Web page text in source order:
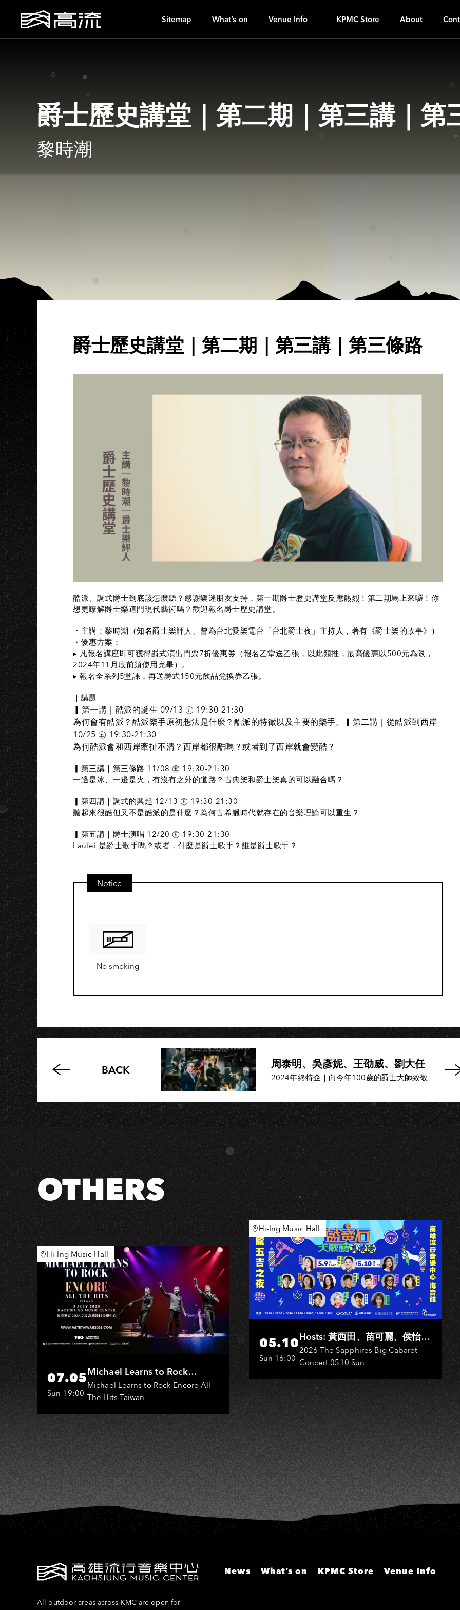
Sitemap What’s on Venue Info KPMC Store About
爵士歷史講堂｜第二期｜第三講｜第
黎時潮
爵士歷史講堂｜第二期｜第三講｜第三條路
酷派、調式爵士到底該怎麼聽？感謝樂迷朋友支持，第一期爵士歷史講堂反應熱烈！第二期馬上來囉！你
想更瞭解爵士樂這門現代藝術嗎？歡迎報名爵士歷史講堂。
・主講：黎時潮（知名爵士樂評人、曾為台北愛樂電台「台北爵士夜」主持人，著有《爵士樂的故事》）
・優惠方案：
▸ 凡報名講座即可獲得爵式演出門票7折優惠券（報名乙堂送乙張，以此類推，最高優惠以500元為限，
2024年11月底前須使用完畢）。
▸ 報名全系列5堂課，再送爵式150元飲品兌換券乙張。
｜講題｜
▎第一講｜酷派的誕生 09/13 ㊄ 19:30-21:30
為何會有酷派？酷派樂手原初想法是什麼？酷派的特徵以及主要的樂手。▎第二講｜從酷派到西岸
10/25 ㊄ 19:30-21:30
為何酷派會和西岸牽扯不清？西岸都很酷嗎？或者到了西岸就會變酷？
▎第三講｜第三條路 11/08 ㊄ 19:30-21:30
一邊是冰、一邊是火，有沒有之外的道路？古典樂和爵士樂真的可以融合嗎？
▎第四講｜調式的興起 12/13 ㊄ 19:30-21:30
聽起來很酷但又不是酷派的是什麼？為何古希臘時代就存在的音樂理論可以重生？
▎第五講｜爵士演唱 12/20 ㊄ 19:30-21:30
Laufei 是爵士歌手嗎？或者，什麼是爵士歌手？誰是爵士歌手？
Notice
No smoking
獨
家】
Blue
Giant
Supreme
藍
色
巨
星
歐
洲
新
篇
章
BACK 周泰明、吳彥妮、王劭威、劉大任
2024年終特企｜向今年100歲的爵士大師致敬
OTHERS
Hi-Ing Music Hall
07.05
Sun 19:00
Michael Learns to Rock
(MLTR)
Michael Learns to Rock Encore All
The Hits Taiwan
Hi-Ing Music Hall
05.10
Sun 16:00
Hosts: 黃西田、苗可麗、侯怡
君．Entertainers: 葉啟田、鳥來
嬤-吳敏、王彩樺、王瑞霞、吳
淑敏、施文彬、邵大倫、曹雅
雯、陳孟賢、黃露瑤
2026 The Sapphires Big Cabaret
Concert 0510 Sun
All outdoor areas across KMC are open for
News What’s on KPMC Store Venue Info